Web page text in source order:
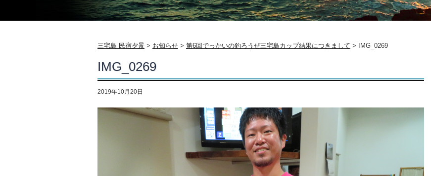
三宅島 民宿夕景 > お知らせ > 第6回でっかいの釣ろうぜ三宅島カップ結果につきまして > IMG_0269
IMG_0269
2019年10月20日